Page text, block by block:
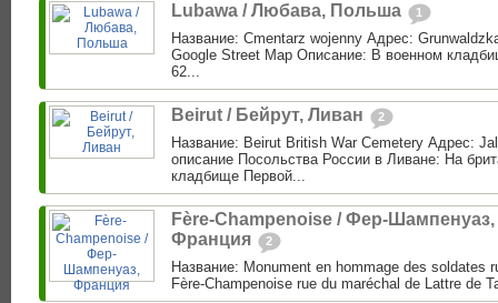
Lubawa / Любава, Польша 1
Название: Cmentarz wojenny Адрес:
Google Street Map Описание: В военном
62...
Beirut / Бейрут, Ливан 2
Название: Beirut British War Cemetery Адрес:
описание Посольства России в Ливане: На
кладбище Первой...
Fère-Champenoise / Фер-Шампенуаз,
Франция
2
Название: Monument en hommage des soldates
Fère-Champenoise rue du maréchal de Lattre de